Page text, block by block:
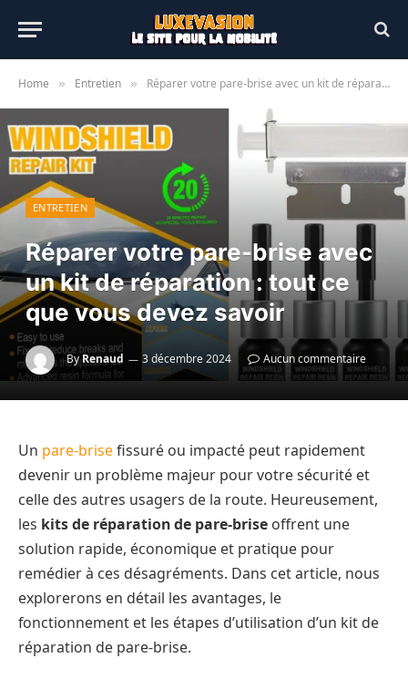
Home » Entretien » Réparer votre pare-brise avec un kit de réparation : tout ce que vous devez savoir
ENTRETIEN
Réparer votre pare-brise avec
un kit de réparation : tout ce
que vous devez savoir
By Renaud 3 décembre 2024 Aucun commentaire
Un pare-brisefissuré ou impacté peut rapidement
devenir un problème majeur pour votre sécurité et
celle des autres usagers de la route. Heureusement,
les kits de réparation de pare-brise offrent une
solution rapide, économique et pratique pour
remédier à ces désagréments. Dans cet article, nous
explorerons en détail les avantages, le
fonctionnement et les étapes d’utilisation d’un kit de
réparation de pare-brise.